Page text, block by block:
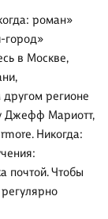
роман»
город»
в Москве,
регионе
Джефф Мариотт,
Никогда:
почтой. Чтобы